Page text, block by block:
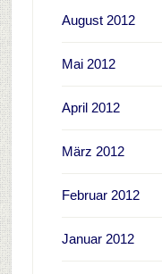
August 2012
Mai 2012
April 2012
März 2012
Februar 2012
Januar 2012